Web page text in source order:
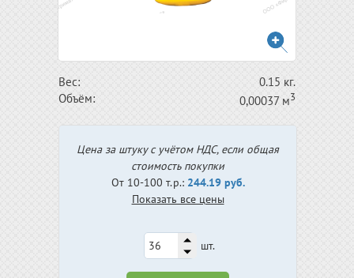
Вес:
0.15 кг.
Объём:
0,00037 м3
Цена за штуку с учётом НДС, если общая
стоимость покупки
От 10-100 т.р.: 244.19 руб.
Показать все цены
шт.